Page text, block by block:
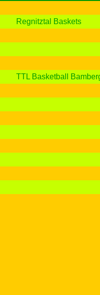
Regnitztal Baskets
TTL Basketball